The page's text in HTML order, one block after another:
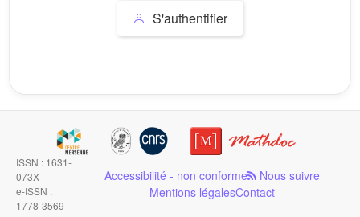
S'authentifier
ISSN : 1631-
073X
e-ISSN :
1778-3569
Accessibilité - non conforme Nous suivre
Mentions légalesContact